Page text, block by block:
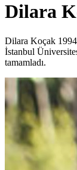
Dilara
Dilara Koçak 1994
İstanbul
tamamladı.